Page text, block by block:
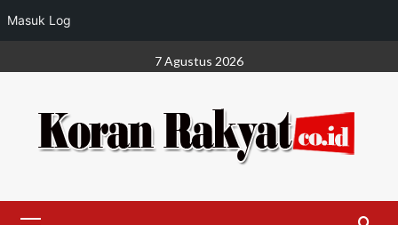
Masuk Log
to
7 Agustus 2026